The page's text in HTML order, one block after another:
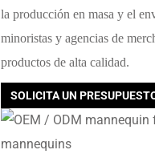
la producción en masa y el
minoristas y agencias de
productos de alta calidad.
SOLICITA UN